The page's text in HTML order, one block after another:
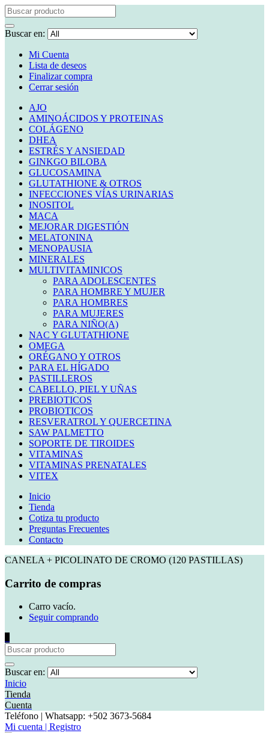
Buscar en:
Mi Cuenta
Lista de deseos
Finalizar compra
Cerrar sesión
AJO
AMINOÁCIDOS Y PROTEINAS
COLÁGENO
DHEA
ESTRÉS Y ANSIEDAD
GINKGO BILOBA
GLUCOSAMINA
GLUTATHIONE & OTROS
INFECCIONES VÍAS URINARIAS
INOSITOL
MACA
MEJORAR DIGESTIÓN
MELATONINA
MENOPAUSIA
MINERALES
MULTIVITAMINICOS
PARA ADOLESCENTES
PARA HOMBRE Y MUJER
PARA HOMBRES
PARA MUJERES
PARA NIÑO(A)
NAC Y GLUTATHIONE
OMEGA
ORÉGANO Y OTROS
PARA EL HÍGADO
PASTILLEROS
CABELLO, PIEL Y UÑAS
PREBIOTICOS
PROBIOTICOS
RESVERATROL Y QUERCETINA
SAW PALMETTO
SOPORTE DE TIROIDES
VITAMINAS
VITAMINAS PRENATALES
VITEX
Inicio
Tienda
Cotiza tu producto
Preguntas Frecuentes
Contacto
CANELA + PICOLINATO DE CROMO (120 PASTILLAS)
Carrito de compras
Carro vacío.
Seguir comprando
Buscar en:
Inicio
Tienda
Cuenta
Teléfono | Whatsapp: +502 3673-5684
Mi cuenta | Registro